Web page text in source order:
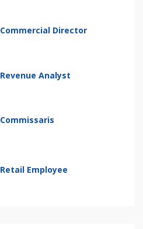
Commercial Director
Revenue Analyst
Commissaris
Retail Employee